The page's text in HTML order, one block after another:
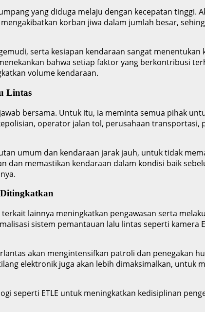
yang diduga melaju dengan kecepatan tinggi.
korban jiwa dalam jumlah besar,
serta kesiapan kendaraan sangat menentukan
bahwa setiap faktor yang berkontribusi
volume kendaraan.
Lintas
bersama. Untuk itu, ia meminta semua pihak
operator jalan tol, perusahaan transportasi,
umum dan kendaraan jarak jauh, untuk tidak
dan memastikan kendaraan dalam kondisi baik
Ditingkatkan
lainnya meningkatkan pengawasan serta
sistem pemantauan lalu lintas seperti kamera
akan mengintensifkan patroli dan penegakan
elektronik juga akan lebih dimaksimalkan, untuk
seperti ETLE untuk meningkatkan kedisiplinan